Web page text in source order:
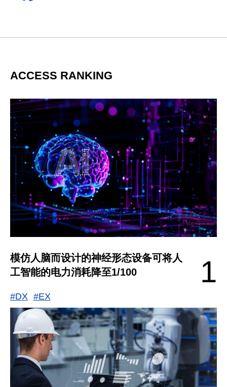
ACCESS RANKING
1
模仿人脑而设计的神经形态设备可将人
工智能的电力消耗降至1/100
#DX #EX